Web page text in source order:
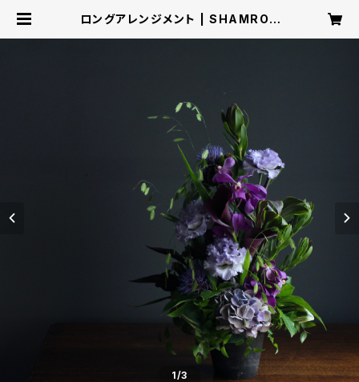
ロングアレンジメント | SHAMROC
1/3